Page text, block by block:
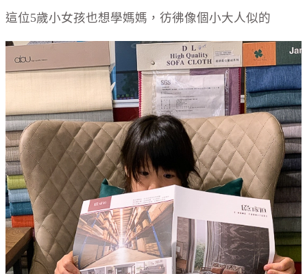
這位5歲小女孩也想學媽媽，彷彿像個小大人似的